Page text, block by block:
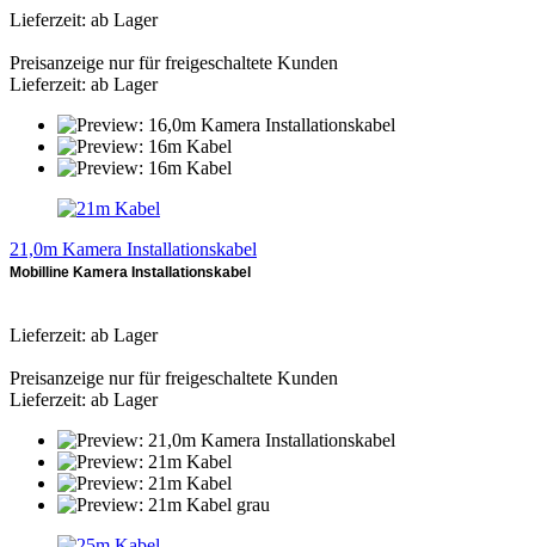
Lieferzeit: ab Lager
Preisanzeige nur für freigeschaltete Kunden
Lieferzeit: ab Lager
21,0m Kamera Installationskabel
Mobilline Kamera Installationskabel
Lieferzeit: ab Lager
Preisanzeige nur für freigeschaltete Kunden
Lieferzeit: ab Lager